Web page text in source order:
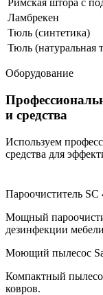
Римская штора с
Ламбрекен
Тюль (синтетика)
Тюль (натуральная
Оборудование
и средства
Используем
средства для
Пароочиститель SC
Мощный
дезинфекции
Моющий пылесос
Компактный
ковров.